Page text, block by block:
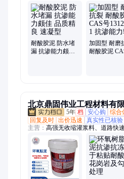
剂、灌浆料、锚固剂、高铝浇注料
水泥、水玻璃、树脂锚固剂、注浆
液体速凝剂、高水注浆料、耐火浇
铝酸盐水泥、低碱度硫铝酸盐水泥
铝酸盐水泥
耐酸胶泥 防水堵
漏 抗渗能力颇佳
加固型 耐磨
耐酸胶泥
北京鼎固伟业工程材料有
5年 档 安心购 综合
回复及时 出价迅速 真实性已核验
主营： 高强无收缩灌浆料、道路快
浆、环氧胶泥、水泥基渗透结晶、
砂浆、聚合物防水砂浆、水泥自流
环氧植筋胶、环氧碳布胶、裂缝修
氧界面胶、封缝胶、环氧树脂注浆